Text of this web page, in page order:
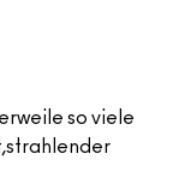
so viele